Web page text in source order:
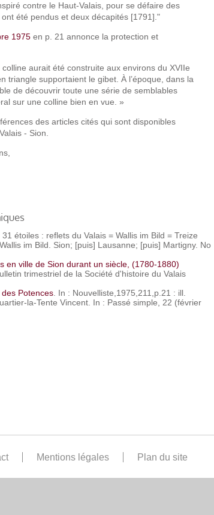
contre le Haut-Valais, pour se défaire des
été pendus et deux décapités [1791]."
1975en p. 21 annonce la protection et
aurait été construite aux environs du XVIIe
triangle supportaient le gibet. À l’époque, dans la
de découvrir toute une série de semblables
sur une colline bien en vue. »
des articles cités qui sont disponibles
- Sion.
31 étoiles : reflets du Valais = Wallis im Bild = Treize
im Bild. Sion; [puis] Lausanne; [puis] Martigny. No
en ville de Sion durant un siècle, (1780-1880)
trimestriel de la Société d'histoire du Valais
Potences. In : Nouvelliste,1975,211,p.21 : ill.
la-Tente Vincent. In : Passé simple, 22 (février
Mentions légales Plan du site